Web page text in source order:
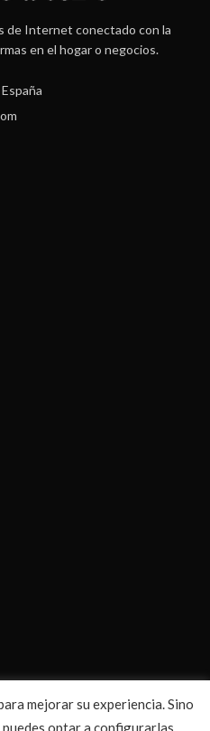
de Internet conectado con la
en el hogar o negocios.
Política de Cookies |Sitemap
mejorar su experiencia. Sino
optar a configurarlas